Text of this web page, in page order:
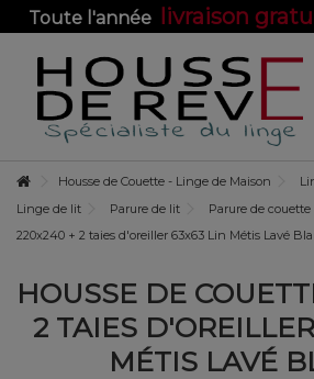
Toute l'année livraison
Housse de Couette - Linge de Maison
Linge de lit
Parure de lit Parure de couette
220x240 + 2 taies d'oreiller 63x63 Lin Métis Lavé
HOUSSE DE
2 TAIES
MÉTIS LAVÉ